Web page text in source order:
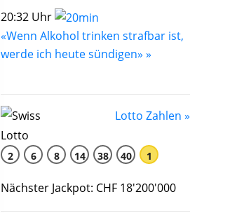
20:32 Uhr
«Wenn Alkohol trinken strafbar ist,
werde ich heute sündigen» »
Lotto Zahlen »
2 6 8 14 38 40 1
Nächster Jackpot: CHF 18'200'000